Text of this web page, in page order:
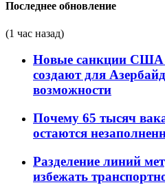
Последнее обновление
(1 час назад)
Новые санкции США
создают для
возможности
Почему 65 тысяч
остаются
Разделение линий
избежать